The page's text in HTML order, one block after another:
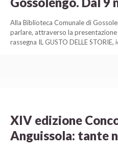
Alla Biblioteca Comunale di
parlare, attraverso la
rassegna IL GUSTO DELLE STORIE,
XIV edizione
Anguissola: tante